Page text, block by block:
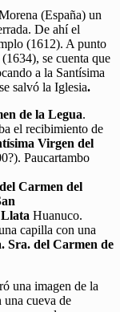
(España) un
De ahí el
(1612). A punto
se cuenta que
a la Santísima
salvó la Iglesia.
de la Legua.
el recibimiento de
Virgen del
Paucartambo
Carmen del
Huanuco.
capilla con una
Sra. del Carmen de
una imagen de la
cueva de